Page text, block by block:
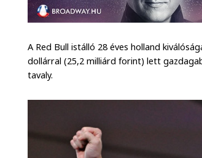
A Red Bull istálló 28 éves holland
dollárral (25,2 milliárd forint) lett
tavaly.